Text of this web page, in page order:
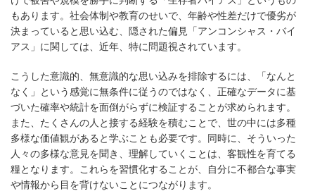
もあります。社会体制や教育のせいで、年齢や性差だけで優劣が
決まっていると思い込む、隠された偏見「アンコンシャス・バイ
アス」に関しては、近年、特に問題視されています。
こうした意識的、無意識的な思い込みを排除するには、「なんと
なく」という感覚に無条件に従うのではなく、正確なデータに基
づいた確率や統計を面倒がらずに検証することが求められます。
また、たくさんの人と接する経験を積むことで、世の中には多種
多様な価値観があると学ぶことも必要です。同時に、そういった
人々の多様な意見を聞き、理解していくことは、客観性を育てる
糧となります。これらを習慣化することが、自分に不都合な事実
や情報から目を背けないことにつながります。